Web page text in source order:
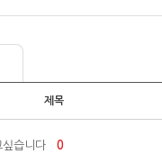
제목
습니다 0